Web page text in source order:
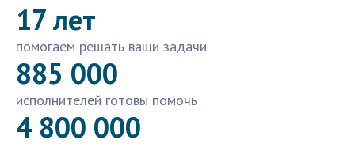
17 лет
помогаем решать ваши задачи
885 000
исполнителей готовы помочь
4 800 000